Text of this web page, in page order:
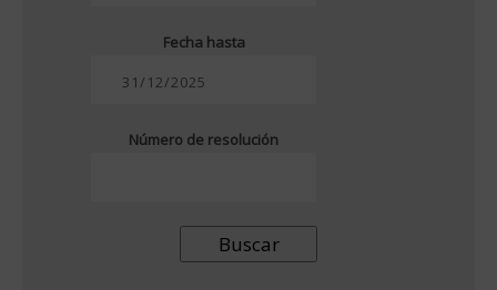
Fecha hasta
Número de resolución